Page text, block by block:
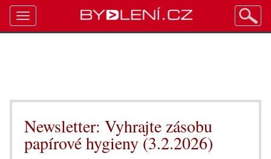
Newsletter: Vyhrajte zásobu
papírové hygieny (3.2.2026)
Toggle
navigation